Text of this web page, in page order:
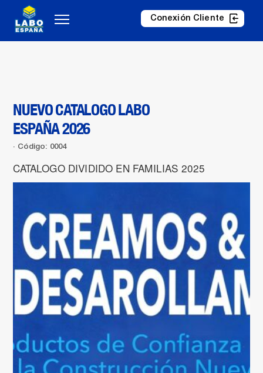
Conexión Cliente
NUEVO CATALOGO LABO
ESPAÑA 2026
Código: 0004
CATALOGO DIVIDIDO EN FAMILIAS 2025